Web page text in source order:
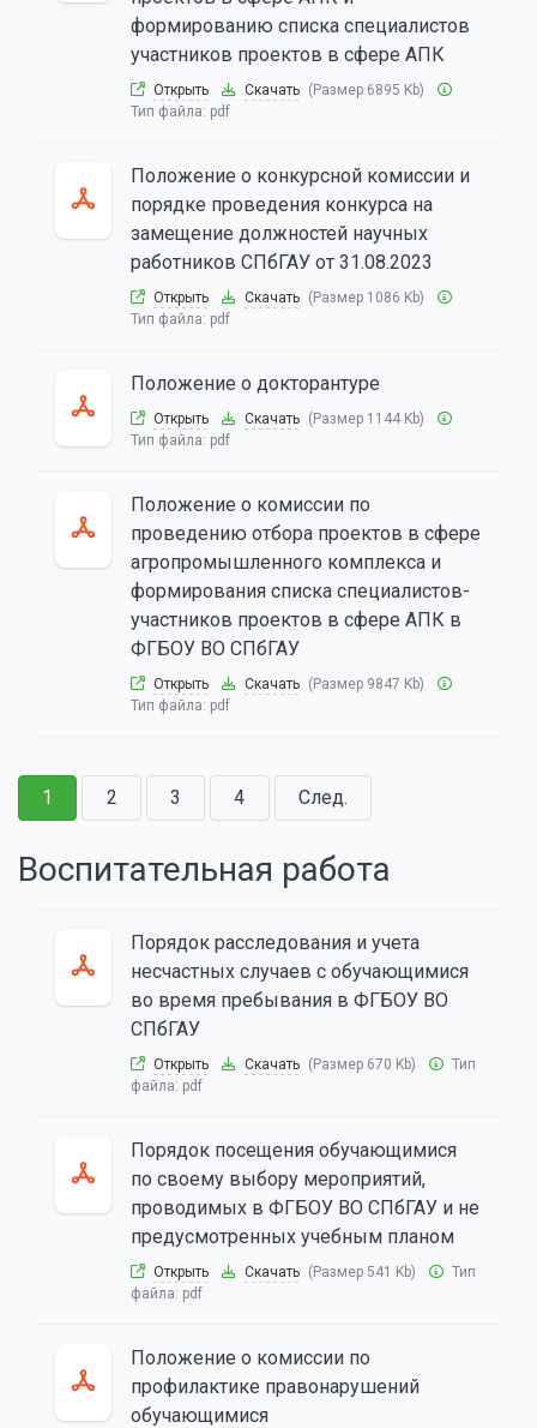
формированию списка специалистов
участников проектов в сфере АПК
Открыть Скачать (Размер 6895 Kb)
Тип файла: pdf
Положение о конкурсной комиссии и
порядке проведения конкурса на
замещение должностей научных
работников СПбГАУ от 31.08.2023
Открыть Скачать (Размер 1086 Kb)
Тип файла: pdf
Положение о докторантуре
Открыть Скачать (Размер 1144 Kb)
Тип файла: pdf
Положение о комиссии по
проведению отбора проектов в сфере
агропромышленного комплекса и
формирования списка специалистов-
участников проектов в сфере АПК в
ФГБОУ ВО СПбГАУ
Открыть Скачать (Размер 9847 Kb)
Тип файла: pdf
1 2 3 4 След.
Воспитательная работа
Порядок расследования и учета
несчастных случаев с обучающимися
во время пребывания в ФГБОУ ВО
СПбГАУ
Открыть Скачать (Размер 670 Kb)
Тип
файла: pdf
Порядок посещения обучающимися
по своему выбору мероприятий,
проводимых в ФГБОУ ВО СПбГАУ и не
предусмотренных учебным планом
Открыть Скачать (Размер 541 Kb)
Тип
файла: pdf
Положение о комиссии по
профилактике правонарушений
обучающимися